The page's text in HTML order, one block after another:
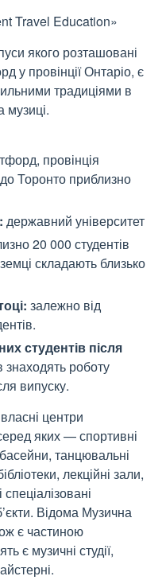
Travel Education»
якого розташовані
у провінції Онтаріо, є
традиціями в
музиці.
провінція
Торонто приблизно
державний університет
20 000 студентів
складають близько
залежно від
студентів після
знаходять роботу
випуску.
центри
яких — спортивні
танцювальні
лекційні зали,
Відома Музична
є частиною
є музичні студії,